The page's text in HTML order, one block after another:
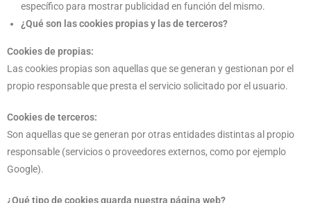
específico para mostrar publicidad en función del mismo.
¿Qué son las cookies propias y las de terceros?
Cookies de propias:
Las cookies propias son aquellas que se generan y gestionan por el
propio responsable que presta el servicio solicitado por el usuario.
Cookies de terceros:
Son aquellas que se generan por otras entidades distintas al propio
responsable (servicios o proveedores externos, como por ejemplo
Google).
¿Qué tipo de cookies guarda nuestra página web?